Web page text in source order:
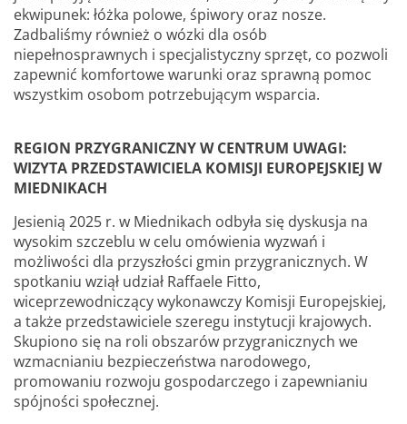
ekwipunek: łóżka polowe, śpiwory oraz nosze.
Zadbaliśmy również o wózki dla osób
niepełnosprawnych i specjalistyczny sprzęt, co pozwoli
zapewnić komfortowe warunki oraz sprawną pomoc
wszystkim osobom potrzebującym wsparcia.
REGION PRZYGRANICZNY W CENTRUM UWAGI:
WIZYTA PRZEDSTAWICIELA KOMISJI EUROPEJSKIEJ W
MIEDNIKACH
Jesienią 2025 r. w Miednikach odbyła się dyskusja na
wysokim szczeblu w celu omówienia wyzwań i
możliwości dla przyszłości gmin przygranicznych. W
spotkaniu wziął udział Raffaele Fitto,
wiceprzewodniczący wykonawczy Komisji Europejskiej,
a także przedstawiciele szeregu instytucji krajowych.
Skupiono się na roli obszarów przygranicznych we
wzmacnianiu bezpieczeństwa narodowego,
promowaniu rozwoju gospodarczego i zapewnianiu
spójności społecznej.